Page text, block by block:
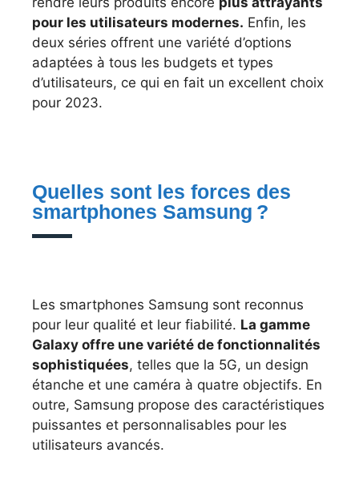
pour les utilisateurs modernes. Enfin, les
deux séries offrent une variété d’options
adaptées à tous les budgets et types
d’utilisateurs, ce qui en fait un excellent choix
pour 2023.
Quelles sont les forces des
smartphones Samsung ?
Les smartphones Samsung sont reconnus
pour leur qualité et leur fiabilité. La gamme
Galaxy offre une variété de fonctionnalités
sophistiquées, telles que la 5G, un design
étanche et une caméra à quatre objectifs. En
outre, Samsung propose des caractéristiques
puissantes et personnalisables pour les
utilisateurs avancés.